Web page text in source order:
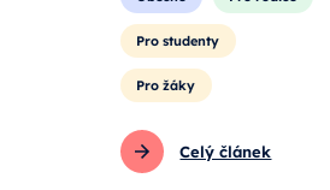
Pro studenty
Pro žáky
Celý článek